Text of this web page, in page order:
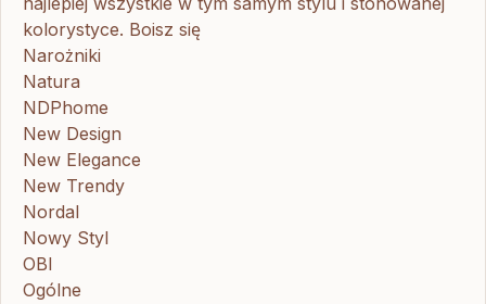
kolorystyce. Boisz się
Narożniki
Natura
NDPhome
New Design
New Elegance
New Trendy
Nordal
Nowy Styl
OBI
Ogólne